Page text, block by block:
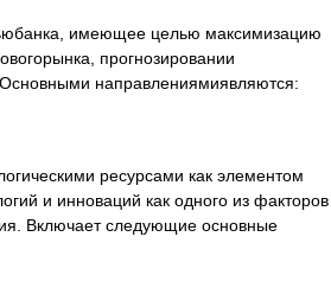
имеющее целью максимизацию
прогнозировании
направлениямиявляются:
ресурсами как элементом
и инноваций как одного из факторов
Включает следующие основные